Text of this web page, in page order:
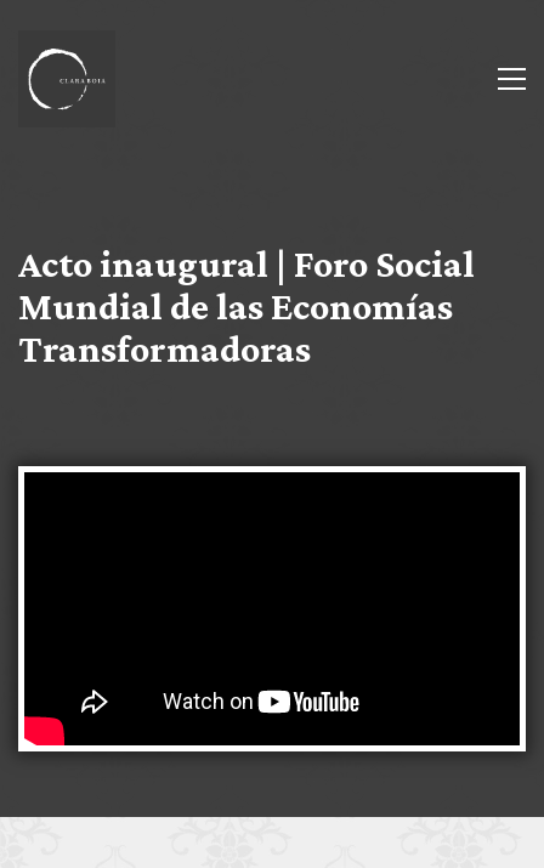
Acto inaugural | Foro Social
Mundial de las Economías
Transformadoras